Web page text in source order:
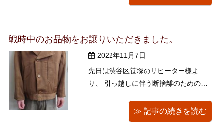
戦時中のお品物をお譲りいただきました。
2022年11月7日
先日は渋谷区笹塚のリピーター様よ
り、 引っ越しに伴う断捨離のための買
リヤードのキュー、釣り竿、97年のス
ターウォーズの腕時計、アメリカン・
≫ 記事の続きを読む